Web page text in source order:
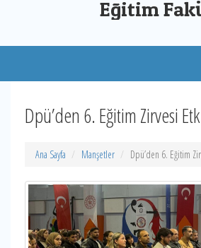
Eğitim
Dpü’den 6. Eğitim Zirvesi
Ana Sayfa Manşetler Dpü’den 6. Eğitim